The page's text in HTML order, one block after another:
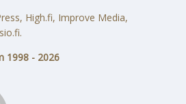
High.fi, Improve Media,
1998 - 2026